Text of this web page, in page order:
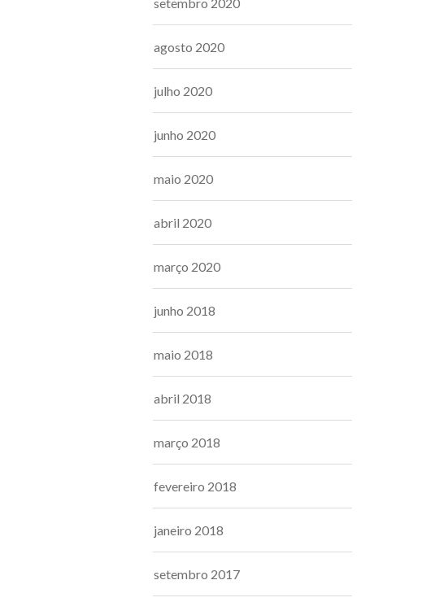
agosto 2020
julho 2020
junho 2020
maio 2020
abril 2020
março 2020
junho 2018
maio 2018
abril 2018
março 2018
fevereiro 2018
janeiro 2018
setembro 2017